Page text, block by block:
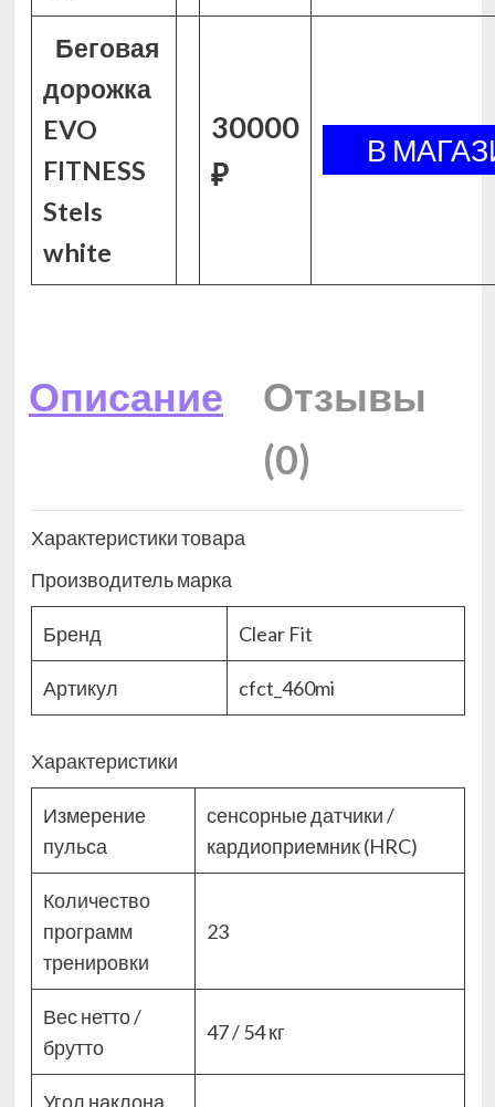
Беговая
дорожка
EVO
FITNESS
Stels
white
30000
₽
Описание
Отзывы
(0)
Характеристики товара
Производитель марка
Бренд Clear Fit
Артикул cfct_460mi
Характеристики
Измерение
пульса
сенсорные датчики /
кардиоприемник (HRC)
Количество
программ
тренировки
23
Вес нетто /
брутто
47 / 54 кг
Угол наклона